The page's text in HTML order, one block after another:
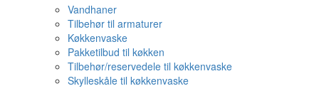
Vandhaner
Tilbehør til armaturer
Køkkenvaske
Pakketilbud til køkken
Tilbehør/reservedele til køkkenvaske
Skylleskåle til køkkenvaske